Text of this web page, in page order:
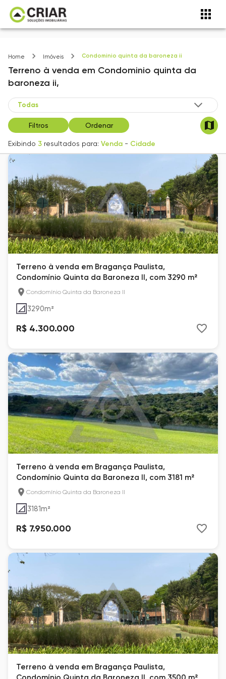
Home Imóveis Condominio quinta da baroneza ii
Terreno à venda em Condominio quinta da
baroneza ii,
Filtros Ordenar
Exibindo 3 resultados para: Venda - Cidade
Terreno à venda em Bragança Paulista,
Condomínio Quinta da Baroneza II, com 3290 m²
Condomínio Quinta da Baroneza II
3290m²
R$ 4.300.000
Terreno à venda em Bragança Paulista,
Condomínio Quinta da Baroneza II, com 3181 m²
Condomínio Quinta da Baroneza II
3181m²
R$ 7.950.000
Terreno à venda em Bragança Paulista,